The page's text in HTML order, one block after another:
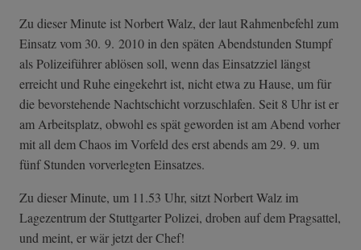
Zu dieser Minute ist Norbert Walz, der laut Rahmenbefehl zum
Einsatz vom 30. 9. 2010 in den späten Abendstunden Stumpf
als Polizeiführer ablösen soll, wenn das Einsatzziel längst
erreicht und Ruhe eingekehrt ist, nicht etwa zu Hause, um für
die bevorstehende Nachtschicht vorzuschlafen. Seit 8 Uhr ist er
am Arbeitsplatz, obwohl es spät geworden ist am Abend vorher
mit all dem Chaos im Vorfeld des erst abends am 29. 9. um
fünf Stunden vorverlegten Einsatzes.
Zu dieser Minute, um 11.53 Uhr, sitzt Norbert Walz im
Lagezentrum der Stuttgarter Polizei, droben auf dem Pragsattel,
und meint, er wär jetzt der Chef!